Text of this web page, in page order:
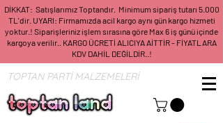
DİKKAT: Satışlarımız Toptandır. Minimum sipariş tutarı 5.000
TL'dir. UYARI: Firmamızda acil kargo aynı gün kargo hizmeti
yoktur.! Siparişleriniz işlem sırasına göre Max 6 iş günü içinde
kargoya verilir.. KARGO ÜCRETİ ALICIYA AİTTİR - FİYATLARA
KDV DAHİL DEĞİLDİR..!
TOPTAN PARTİ MALZEMELERİ